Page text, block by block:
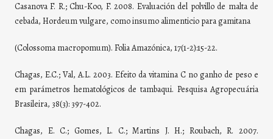
Casanova F. R.; Chu-Koo, F. 2008. Evaluación del polvillo de malta de
cebada, Hordeum vulgare, como insumo alimenticio para gamitana
(Colossoma macropomum). Folia Amazónica, 17(1-2):15-22.
Chagas, E.C.; Val, A.L. 2003. Efeito da vitamina C no ganho de peso e
em parámetros hematológicos de tambaqui. Pesquisa Agropecuária
Brasileira, 38(3): 397-402.
Chagas, E. C.; Gomes, L. C.; Martins J. H.; Roubach, R. 2007.